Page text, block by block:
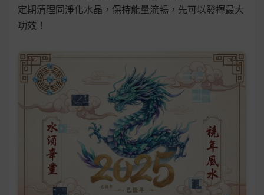
定期清理同淨化水晶，保持能量流暢，先可以發揮最大
功效！